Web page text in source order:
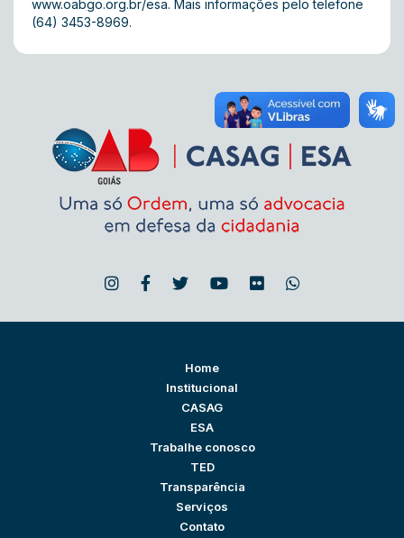
www.oabgo.org.br/esa. Mais informações pelo telefone
(64) 3453-8969.
Home
Institucional
CASAG
ESA
Trabalhe conosco
TED
Transparência
Serviços
Contato